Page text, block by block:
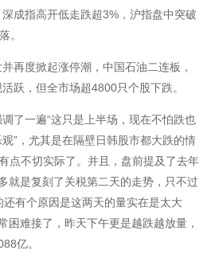
指高开低走跌超3%，沪指盘中突破
。
度掀起涨停潮，中国石油二连板，
跃，但全市场超4800只个股下跌。
一遍“这只是上半场，现在不怕跌也
”，尤其是在隔壁日韩股市都大跌的情
点不切实际了。并且，盘前提及了去年
就是复刻了关税第二天的走势，只不过
有个原因是这两天的量实在是太大
困难接了，昨天下午更是越跌越放量，
亿。